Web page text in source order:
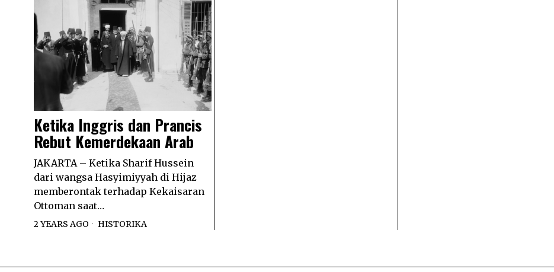
Ketika Inggris dan Prancis
Rebut Kemerdekaan Arab
JAKARTA – Ketika Sharif Hussein
dari wangsa Hasyimiyyah di Hijaz
memberontak terhadap Kekaisaran
Ottoman saat…
2 YEARS AGO HISTORIKA